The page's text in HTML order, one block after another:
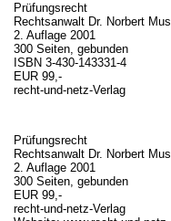
Prüfungsrecht
Rechtsanwalt Dr. Norbert
2. Auflage 2001
300 Seiten, gebunden
ISBN 3-430-143331-4
EUR 99,-
recht-und-netz-Verlag
Prüfungsrecht
Rechtsanwalt Dr. Norbert
2. Auflage 2001
300 Seiten, gebunden
EUR 99,-
recht-und-netz-Verlag